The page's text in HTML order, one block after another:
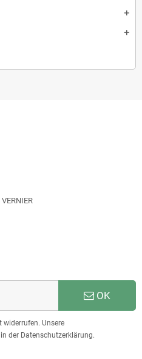
add
add
OK
widerrufen. Unsere
der Datenschutzerklärung.